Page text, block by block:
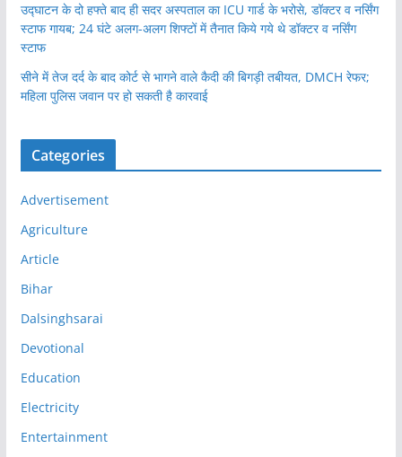
उद्घाटन के दो हफ्ते बाद ही सदर अस्पताल का ICU गार्ड के भरोसे, डॉक्टर व नर्सिंग
स्टाफ गायब; 24 घंटे अलग-अलग शिफ्टों में तैनात किये गये थे डॉक्टर व नर्सिंग
स्टाफ
सीने में तेज दर्द के बाद कोर्ट से भागने वाले कैदी की बिगड़ी तबीयत, DMCH रेफर;
महिला पुलिस जवान पर हो सकती है कारवाई
Categories
Advertisement
Agriculture
Article
Bihar
Dalsinghsarai
Devotional
Education
Electricity
Entertainment